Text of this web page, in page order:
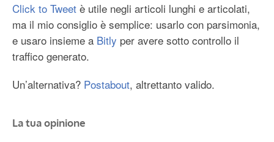
Click to Tweet è utile negli articoli lunghi e articolati,
ma il mio consiglio è semplice: usarlo con parsimonia,
e usaro insieme a Bitly per avere sotto controllo il
traffico generato.
Un’alternativa? Postabout, altrettanto valido.
La tua opinione